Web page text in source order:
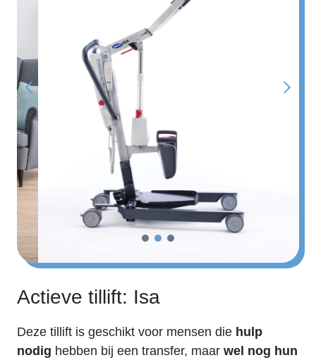
Actieve tillift: Isa
Deze tillift is geschikt voor mensen die hulp
nodig hebben bij een transfer, maar wel nog hun